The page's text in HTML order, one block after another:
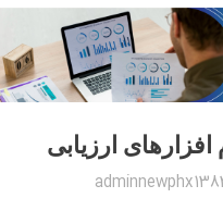
افزارهای ارزیابی